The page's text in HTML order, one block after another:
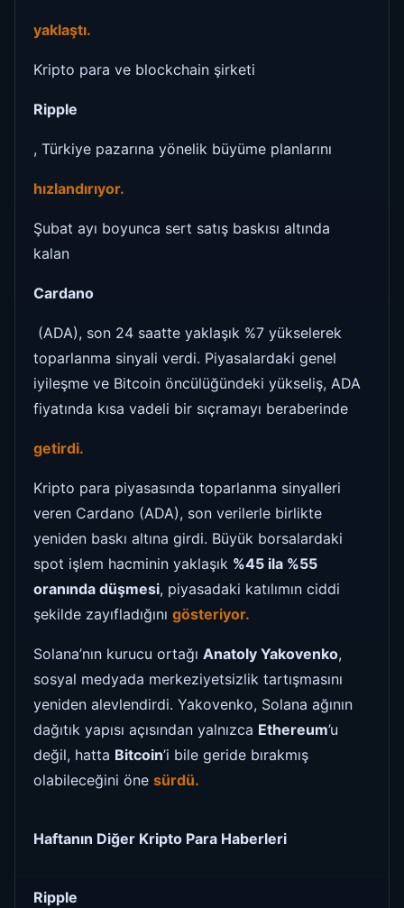
yaklaştı.
Kripto para ve blockchain şirketi
Ripple
, Türkiye pazarına yönelik büyüme planlarını
hızlandırıyor.
Şubat ayı boyunca sert satış baskısı altında
kalan
Cardano
(ADA), son 24 saatte yaklaşık %7 yükselerek
toparlanma sinyali verdi. Piyasalardaki genel
iyileşme ve Bitcoin öncülüğündeki yükseliş, ADA
fiyatında kısa vadeli bir sıçramayı beraberinde
getirdi.
Kripto para piyasasında toparlanma sinyalleri
veren Cardano (ADA), son verilerle birlikte
yeniden baskı altına girdi. Büyük borsalardaki
spot işlem hacminin yaklaşık %45 ila %55
oranında düşmesi, piyasadaki katılımın ciddi
şekilde zayıfladığını gösteriyor.
Solana’nın kurucu ortağı Anatoly Yakovenko,
sosyal medyada merkeziyetsizlik tartışmasını
yeniden alevlendirdi. Yakovenko, Solana ağının
dağıtık yapısı açısından yalnızca Ethereum’u
değil, hatta Bitcoin’i bile geride bırakmış
olabileceğini öne sürdü.
Haftanın Diğer Kripto Para Haberleri
Ripple